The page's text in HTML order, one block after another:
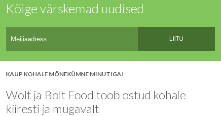
Kõige värskemad uudised
LIITU
KAUP KOHALE MÕNEKÜMNE MINUTIGA!
Wolt ja Bolt Food toob ostud kohale
kiiresti ja mugavalt